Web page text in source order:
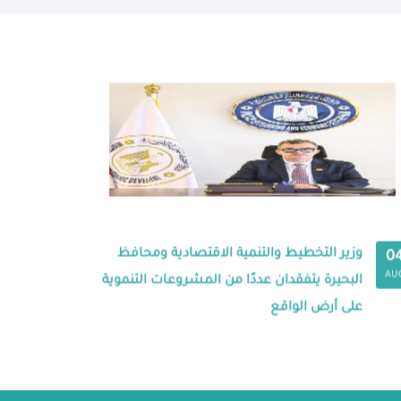
وزير التخطيط والتنمية الاقتصادية ومحافظ
البحيرة يتفقدان عددًا من المشروعات التنموية
على أرض الواقع